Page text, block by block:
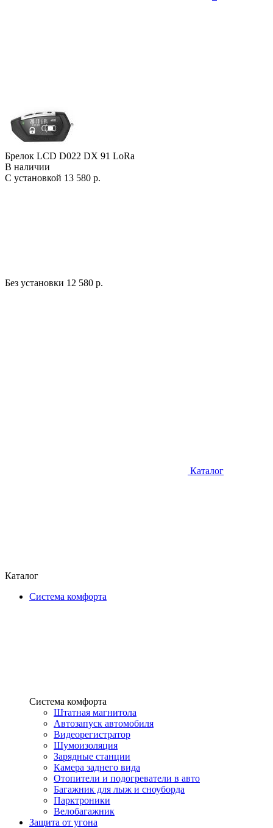
Брелок LCD D022 DX 91 LoRa
В наличии
С установкой 13 580 р.
Без установки 12 580 р.
Каталог
Каталог
Система комфорта
Система комфорта
Штатная магнитола
Автозапуск автомобиля
Видеорегистратор
Шумоизоляция
Зарядные станции
Камера заднего вида
Отопители и подогреватели в авто
Багажник для лыж и сноуборда
Парктроники
Велобагажник
Защита от угона